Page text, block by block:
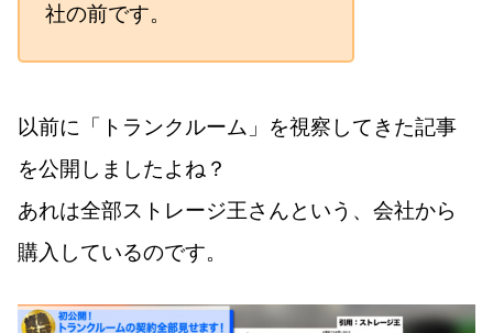
社の前です。
以前に「トランクルーム」を視察してきた記事
を公開しましたよね？
あれは全部ストレージ王さんという、会社から
購入しているのです。